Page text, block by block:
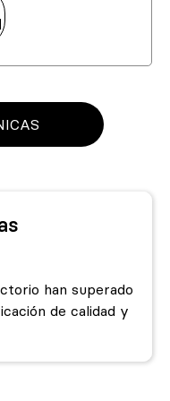
han superado
de calidad y